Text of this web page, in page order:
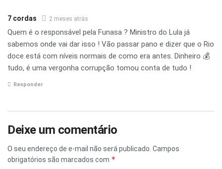
7 cordas 2 meses atrás
Quem é o responsável pela Funasa ? Ministro do Lula já
sabemos onde vai dar isso ! Vão passar pano e dizer que o Rio
doce está com níveis normais de como era antes. Dinheiro 💰
tudo, é uma vergonha corrupção tomou conta de tudo !
Responder
Deixe um comentário
O seu endereço de e-mail não será publicado. Campos
obrigatórios são marcados com *